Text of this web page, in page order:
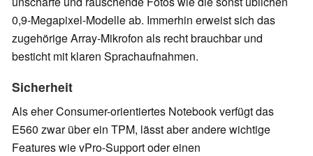
0,9-Megapixel-Modelle ab. Immerhin erweist sich das
zugehörige Array-Mikrofon als recht brauchbar und
besticht mit klaren Sprachaufnahmen.
Sicherheit
Als eher Consumer-orientiertes Notebook verfügt das
E560 zwar über ein TPM, lässt aber andere wichtige
Features wie vPro-Support oder einen